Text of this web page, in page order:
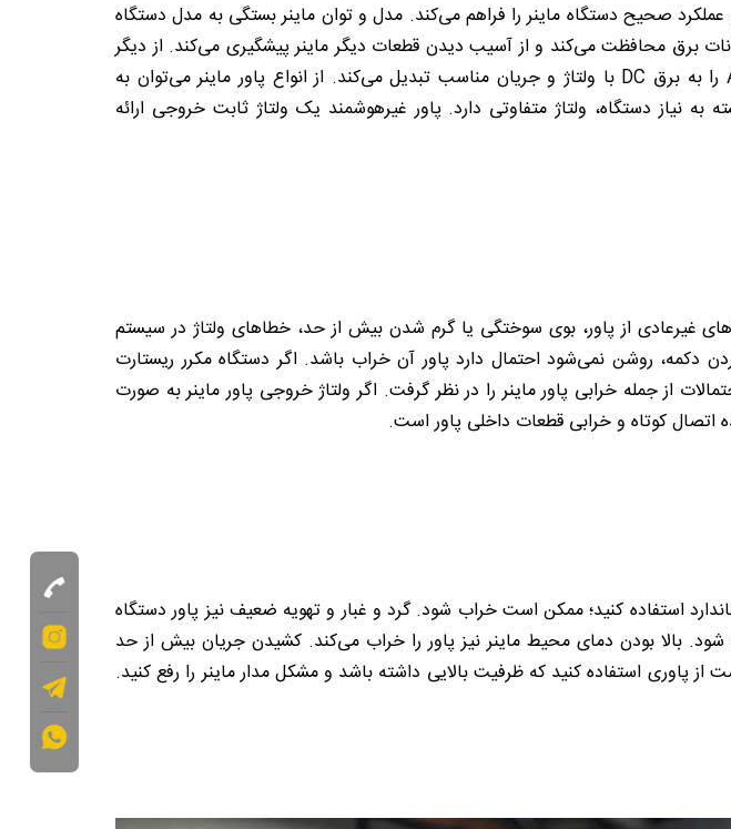
عملکرد صحیح دستگاه ماینر را فراهم می‌کند. مدل و توان ماینر بستگی به مدل دستگاه
برق محافظت می‌کند و از آسیب دیدن قطعات دیگر ماینر پیشگیری می‌کند. از دیگر
وظایف پاور ماینر می‌توان به فیلترکردن نویزهای الکتریکی اشاره کرد. پاور، برق ورودی AC را به برق DC با ولتاژ و جریان مناسب تبدیل می‌کند. از انواع پاور ماینر می‌توان به
نیاز دستگاه، ولتاژ متفاوتی دارد. پاور غیرهوشمند یک ولتاژ ثابت خروجی ارائه
غیرعادی از پاور، بوی سوختگی یا گرم شدن بیش از حد، خطاهای ولتاژ در سیستم
دکمه، روشن نمی‌شود احتمال دارد پاور آن خراب باشد. اگر دستگاه مکرر ریستارت
از جمله خرابی پاور ماینر را در نظر گرفت. اگر ولتاژ خروجی پاور ماینر به صورت
اتصال کوتاه و خرابی قطعات داخلی پاور است.
استفاده کنید؛ ممکن است خراب شود. گرد و غبار و تهویه ضعیف نیز پاور دستگاه
بالا بودن دمای محیط ماینر نیز پاور را خراب می‌کند. کشیدن جریان بیش از حد
پاوری استفاده کنید که ظرفیت بالایی داشته باشد و مشکل مدار ماینر را رفع کنید.